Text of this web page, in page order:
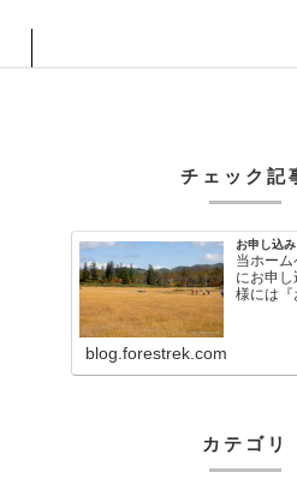
チェック記
お申し込
当ホー
にお申
様には『
blog.forestrek.com
カテゴリ